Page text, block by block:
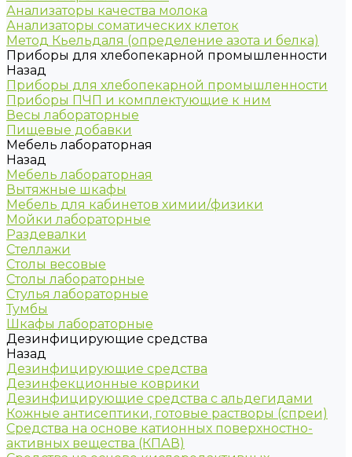
Анализаторы качества молока
Анализаторы соматических клеток
Метод Кьельдаля (определение азота и белка)
Приборы для хлебопекарной промышленности
Назад
Приборы для хлебопекарной промышленности
Приборы ПЧП и комплектующие к ним
Весы лабораторные
Пищевые добавки
Мебель лабораторная
Назад
Мебель лабораторная
Вытяжные шкафы
Мебель для кабинетов химии/физики
Мойки лабораторные
Раздевалки
Стеллажи
Столы весовые
Столы лабораторные
Стулья лабораторные
Тумбы
Шкафы лабораторные
Дезинфицирующие средства
Назад
Дезинфицирующие средства
Дезинфекционные коврики
Дезинфицирующие средства с альдегидами
Кожные антисептики, готовые растворы (спреи)
Средства на основе катионных поверхностно-
активных вещества (КПАВ)